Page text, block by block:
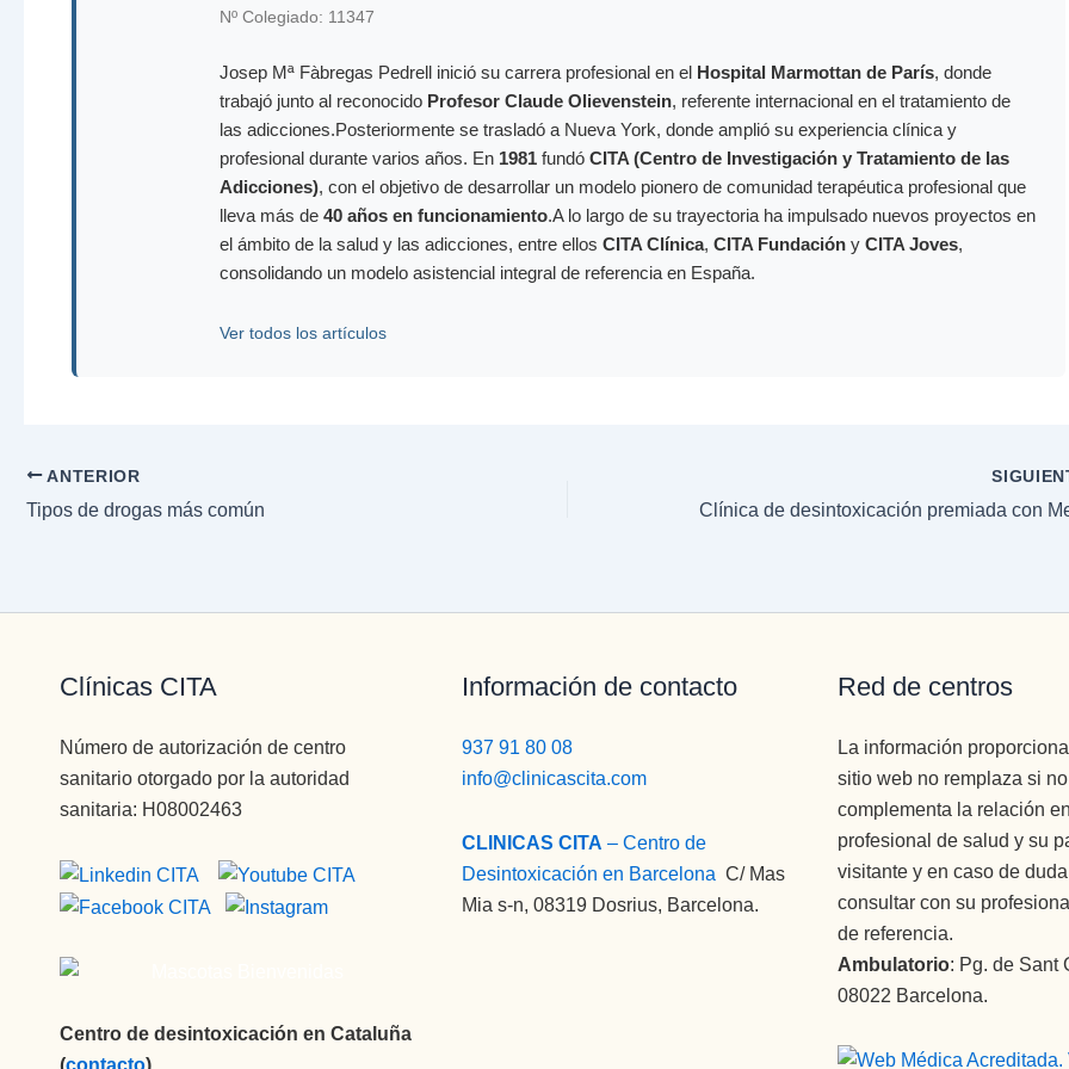
Nº Colegiado: 11347
Josep Mª Fàbregas Pedrell inició su carrera profesional en el Hospital Marmottan de París, donde
trabajó junto al reconocido Profesor Claude Olievenstein, referente internacional en el tratamiento de
las adicciones.Posteriormente se trasladó a Nueva York, donde amplió su experiencia clínica y
profesional durante varios años. En 1981 fundó CITA (Centro de Investigación y Tratamiento de las
Adicciones), con el objetivo de desarrollar un modelo pionero de comunidad terapéutica profesional que
lleva más de 40 años en funcionamiento.A lo largo de su trayectoria ha impulsado nuevos proyectos en
el ámbito de la salud y las adicciones, entre ellos CITA Clínica, CITA Fundación y CITA Joves,
consolidando un modelo asistencial integral de referencia en España.
Ver todos los artículos
ANTERIOR
Tipos de drogas más común
Clínicas CITA
Número de autorización de centro
sanitario otorgado por la autoridad
sanitaria: H08002463
Centro de desintoxicación en Cataluña
(contacto)
Información de contacto
937 91 80 08
info@clinicascita.com
CLINICAS CITA – Centro de
Desintoxicación en Barcelona :C/ Mas
Mia s-n, 08319 Dosrius, Barcelona.
Red de centros
La información
sitio web no remplaza si
complementa la relación
profesional de salud y su
visitante y en caso de
consultar con su
de referencia.
Ambulatorio: Pg. de Sant
08022 Barcelona.